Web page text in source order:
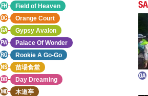
Field of Heaven
Orange Court
Gypsy Avalon
Palace Of Wonder
Rookie A Go-Go
苗場食堂
Day Dreaming
木道亭